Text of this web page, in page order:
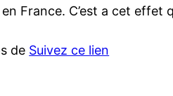
France. C’est a cet effet
de Suivez ce lien